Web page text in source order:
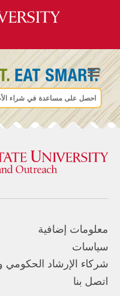
احصل على مساعدة في شراء
معلومات إضافية
سياسات
شركاء الإرشاد الحكومي
اتصل بنا